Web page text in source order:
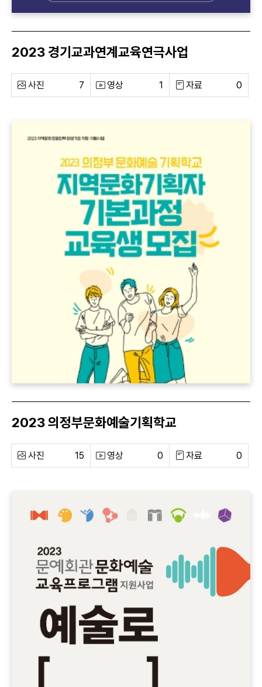
2023 경기교과연계교육연극사업
사진 7 영상 1 자료 0
2023 의정부문화예술기획학교
사진 15 영상 0 자료 0